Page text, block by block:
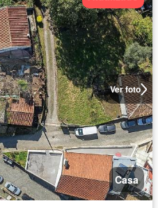
Ver foto
Casa